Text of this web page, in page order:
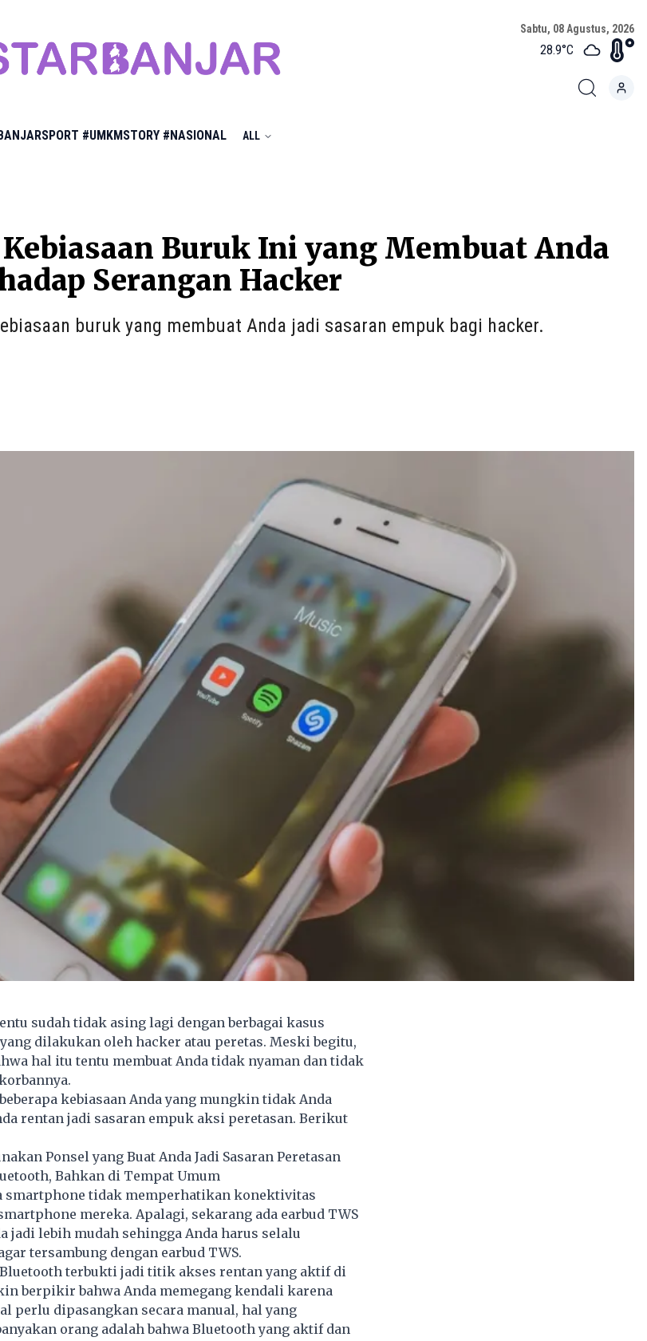
Sabtu, 08 Agustus, 2026
28.9°C
#UMKMSTORY #NASIONAL ALL
Buruk Ini yang Membuat Anda
Serangan Hacker
buruk yang membuat Anda jadi sasaran empuk bagi hacker.
sudah tidak asing lagi dengan berbagai kasus
dilakukan oleh hacker atau peretas. Meski begitu,
hal itu tentu membuat Anda tidak nyaman dan tidak
kebiasaan Anda yang mungkin tidak Anda
rentan jadi sasaran empuk aksi peretasan. Berikut
Ponsel yang Buat Anda Jadi Sasaran Peretasan
Bahkan di Tempat Umum
smartphone tidak memperhatikan konektivitas
mereka. Apalagi, sekarang ada earbud TWS
jadi lebih mudah sehingga Anda harus selalu
tersambung dengan earbud TWS.
terbukti jadi titik akses rentan yang aktif di
berpikir bahwa Anda memegang kendali karena
perlu dipasangkan secara manual, hal yang
orang adalah bahwa Bluetooth yang aktif dan